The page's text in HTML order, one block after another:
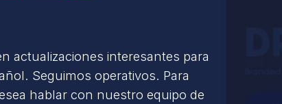
actualizaciones interesantes para
Seguimos operativos. Para
hablar con nuestro equipo de